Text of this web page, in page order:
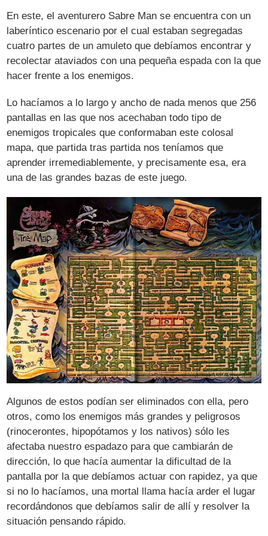
En este, el aventurero Sabre Man se encuentra con un
laberíntico escenario por el cual estaban segregadas
cuatro partes de un amuleto que debíamos encontrar y
recolectar ataviados con una pequeña espada con la que
hacer frente a los enemigos.
Lo hacíamos a lo largo y ancho de nada menos que 256
pantallas en las que nos acechaban todo tipo de
enemigos tropicales que conformaban este colosal
mapa, que partida tras partida nos teníamos que
aprender irremediablemente, y precisamente esa, era
una de las grandes bazas de este juego.
Algunos de estos podían ser eliminados con ella, pero
otros, como los enemigos más grandes y peligrosos
(rinocerontes, hipopótamos y los nativos) sólo les
afectaba nuestro espadazo para que cambiarán de
dirección, lo que hacía aumentar la dificultad de la
pantalla por la que debíamos actuar con rapidez, ya que
si no lo hacíamos, una mortal llama hacía arder el lugar
recordándonos que debíamos salir de allí y resolver la
situación pensando rápido.